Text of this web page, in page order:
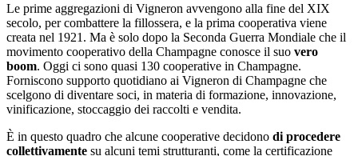
Le prime aggregazioni di Vigneron avvengono alla fine del XIX
secolo, per combattere la fillossera, e la prima cooperativa viene
creata nel 1921. Ma è solo dopo la Seconda Guerra Mondiale che il
movimento cooperativo della Champagne conosce il suo vero
boom. Oggi ci sono quasi 130 cooperative in Champagne.
Forniscono supporto quotidiano ai Vigneron di Champagne che
scelgono di diventare soci, in materia di formazione, innovazione,
vinificazione, stoccaggio dei raccolti e vendita.
È in questo quadro che alcune cooperative decidono di procedere
collettivamente su alcuni temi strutturanti, come la certificazione